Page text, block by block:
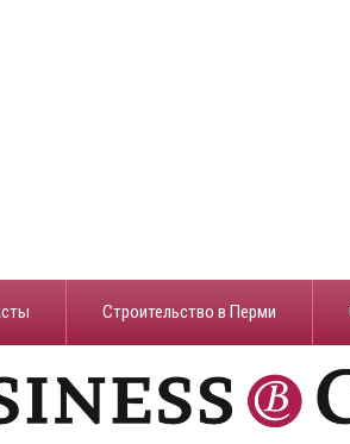
Строительство в Перми